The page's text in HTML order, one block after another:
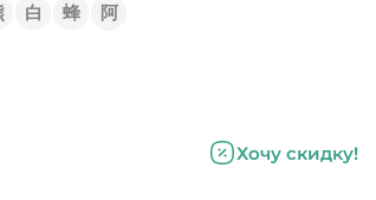
白 蜂 阿
Хочу скидку!